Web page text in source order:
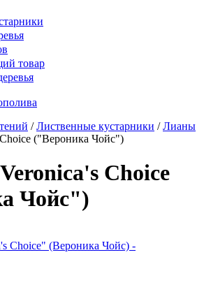
товар
/Лиственные кустарники /Лианы
("Вероника Чойс")
Choice
Чойс")